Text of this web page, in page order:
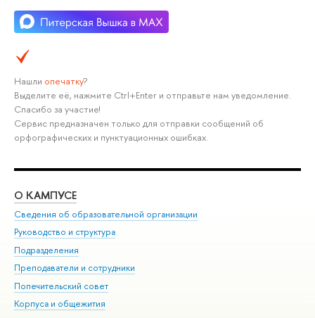
Нашли опечатку?
Выделите её, нажмите Ctrl+Enter и отправьте нам уведомление.
Спасибо за участие!
Сервис предназначен только для отправки сообщений об
орфографических и пунктуационных ошибках.
О КАМПУСЕ
Сведения об образовательной организации
Руководство и структура
Подразделения
Преподаватели и сотрудники
Попечительский совет
Корпуса и общежития